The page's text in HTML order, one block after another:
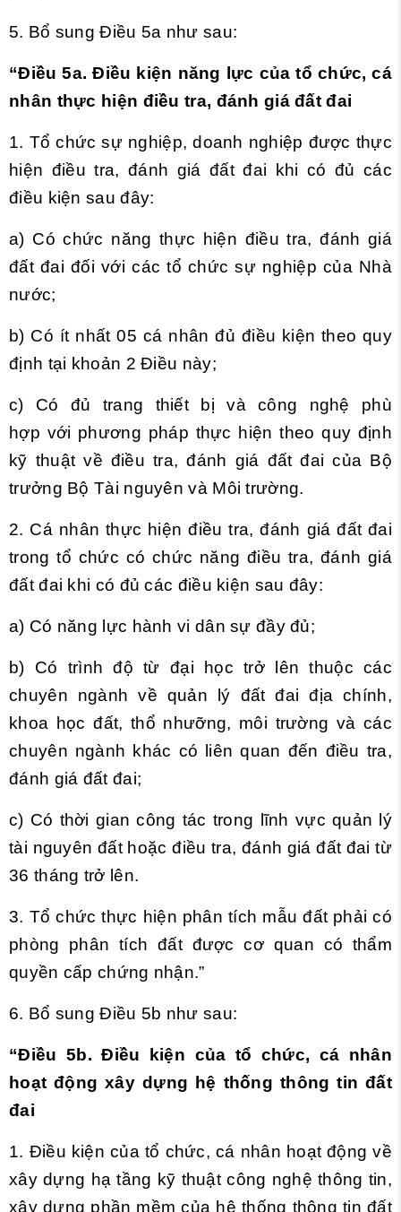
5. Bổ sung Điều 5a như sau:
“Điều 5a. Điều kiện năng lực của tổ chức, cá
nhân thực hiện điều tra, đánh giá đất đai
1. Tổ chức sự nghiệp, doanh nghiệp được thực
hiện điều tra, đánh giá đất đai khi có đủ các
điều kiện sau đây:
a) Có chức năng thực hiện điều tra, đánh giá
đất đai đối với các tổ chức sự nghiệp của Nhà
nước;
b) Có ít nhất 05 cá nhân đủ điều kiện theo quy
định tại khoản 2 Điều này;
c) Có đủ trang thiết bị và công nghệ phù
hợp với phương pháp thực hiện theo quy định
kỹ thuật về điều tra, đánh giá đất đai của Bộ
trưởng Bộ Tài nguyên và Môi trường.
2. Cá nhân thực hiện điều tra, đánh giá đất đai
trong tổ chức có chức năng điều tra, đánh giá
đất đai khi có đủ các điều kiện sau đây:
a) Có năng lực hành vi dân sự đầy đủ;
b) Có trình độ từ đại học trở lên thuộc các
chuyên ngành về quản lý đất đai địa chính,
khoa học đất, thổ nhưỡng, môi trường và các
chuyên ngành khác có liên quan đến điều tra,
đánh giá đất đai;
c) Có thời gian công tác trong lĩnh vực quản lý
tài nguyên đất hoặc điều tra, đánh giá đất đai từ
36 tháng trở lên.
3. Tổ chức thực hiện phân tích mẫu đất phải có
phòng phân tích đất được cơ quan có thẩm
quyền cấp chứng nhận.”
6. Bổ sung Điều 5b như sau:
“Điều 5b. Điều kiện của tổ chức, cá nhân
hoạt động xây dựng hệ thống thông tin đất
đai
1. Điều kiện của tổ chức, cá nhân hoạt động về
xây dựng hạ tầng kỹ thuật công nghệ thông tin,
xây dựng phần mềm của hệ thống thông tin đất